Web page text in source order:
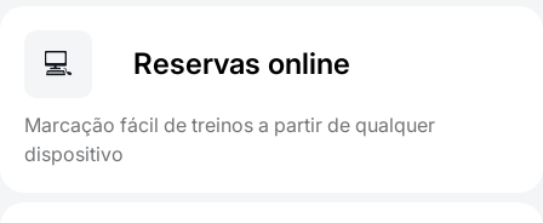
💻 Reservas online
Marcação fácil de treinos a partir de qualquer
dispositivo